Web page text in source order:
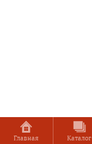
Главная Каталог